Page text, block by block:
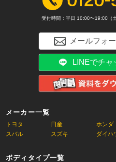
メーカー一覧
トヨタ 日産 ホンダ
スバル
スズキ ダイハ
ボディタイプ一覧
受付時間：平日 10:00〜19:00（
メールフォ
LINEでチャ